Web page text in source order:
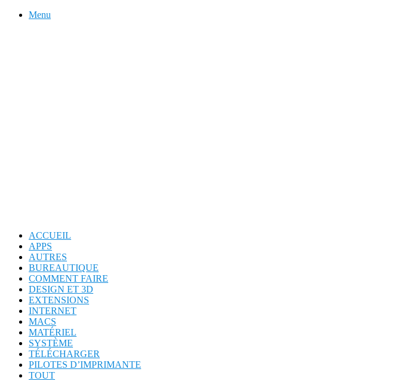
Menu
ACCUEIL
APPS
AUTRES
BUREAUTIQUE
COMMENT FAIRE
DESIGN ET 3D
EXTENSIONS
INTERNET
MACS
MATÉRIEL
SYSTÈME
TÉLÉCHARGER
PILOTES D’IMPRIMANTE
TOUT